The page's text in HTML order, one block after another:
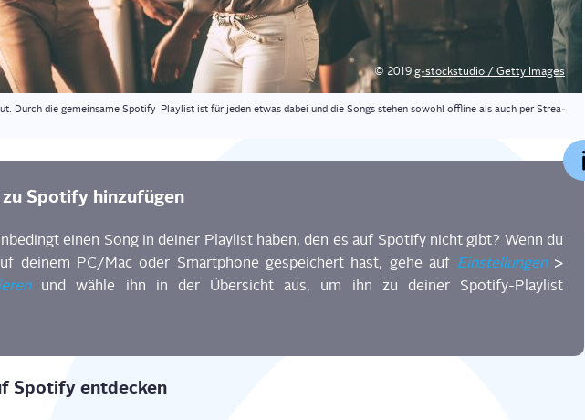
© 2019 g‑stockstudio / Get­ty Images
Durch die gemein­sa­me Spo­ti­fy-Play­list ist für jeden etwas dabei und die Songs ste­hen sowohl off­line als auch per Strea­
zu Spo­ti­fy hinzufügen
einen Song in dei­ner Play­list haben, den es auf Spo­ti­fy nicht gibt? Wenn du
dei­nem PC/Mac oder Smart­phone gespei­chert hast, gehe auf Ein­stel­lun­gen>
und wäh­le ihn in der Über­sicht aus, um ihn zu dei­ner Spo­ti­fy-Play­list
Spo­ti­fy entdecken